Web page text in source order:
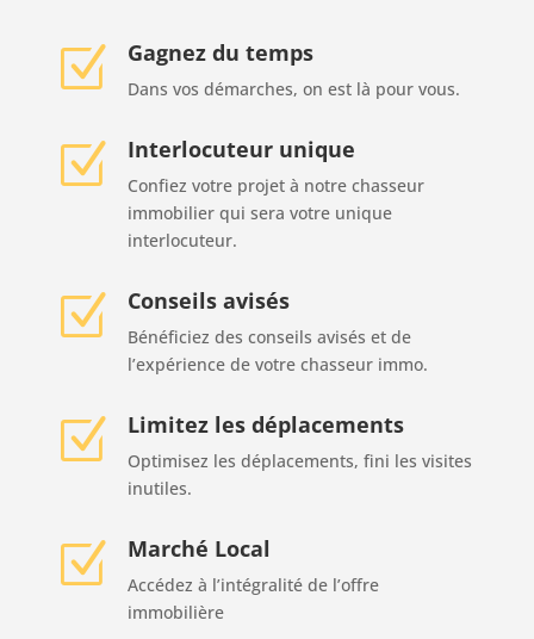
Z Gagnez du temps
Dans vos démarches, on est là pour vous.
Z Interlocuteur unique
Confiez votre projet à notre chasseur
immobilier qui sera votre unique
interlocuteur.
Z Conseils avisés
Bénéficiez des conseils avisés et de
l’expérience de votre chasseur immo.
Z Limitez les déplacements
Optimisez les déplacements, fini les visites
inutiles.
Z Marché Local
Accédez à l’intégralité de l’offre
immobilière